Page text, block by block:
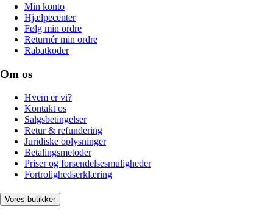
Min konto
Hjælpecenter
Følg min ordre
Returnér min ordre
Rabatkoder
Om os
Hvem er vi?
Kontakt os
Salgsbetingelser
Retur & refundering
Juridiske oplysninger
Betalingsmetoder
Priser og forsendelsesmuligheder
Fortrolighedserklæring
Vores butikker